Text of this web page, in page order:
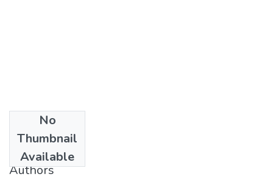
No
Thumbnail
Available
2012-10-11
Authors